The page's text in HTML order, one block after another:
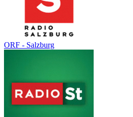
ORF - Salzburg